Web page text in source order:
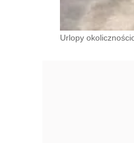
Urlopy